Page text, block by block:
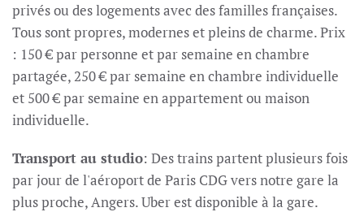
privés ou des logements avec des familles françaises.
Tous sont propres, modernes et pleins de charme. Prix
: 150 € par personne et par semaine en chambre
partagée, 250 € par semaine en chambre individuelle
et 500 € par semaine en appartement ou maison
individuelle.
Transport au studio: Des trains partent plusieurs fois
par jour de l'aéroport de Paris CDG vers notre gare la
plus proche, Angers. Uber est disponible à la gare.